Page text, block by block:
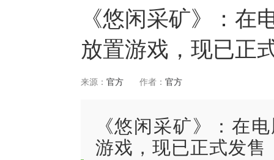
《悠闲采矿》：
放置游戏，现已正
来源： 官方 作者： 官方
《悠闲采矿》：在
游戏，现已正式发售